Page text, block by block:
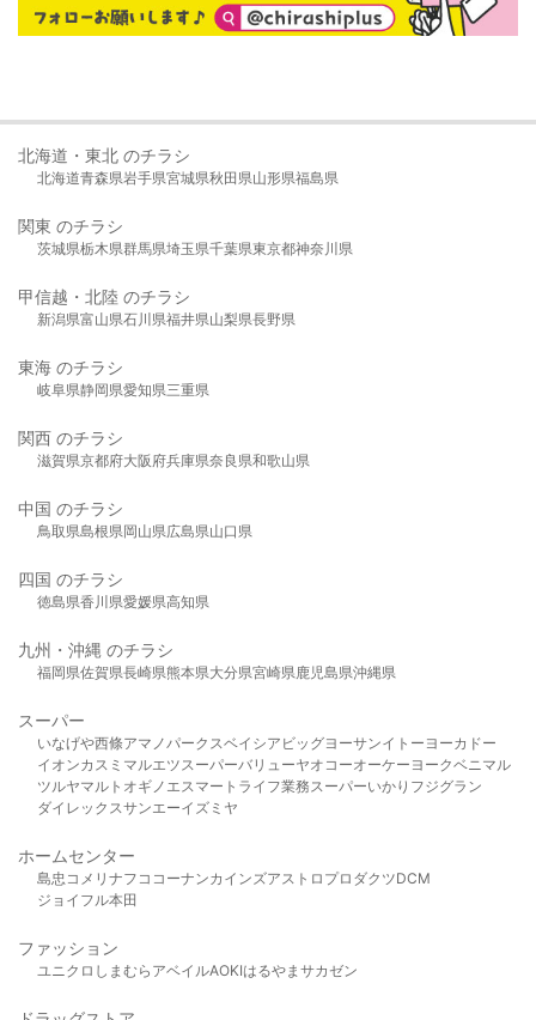
北海道・東北 のチラシ
北海道青森県岩手県宮城県秋田県山形県福島県
関東 のチラシ
茨城県栃木県群馬県埼玉県千葉県東京都神奈川県
甲信越・北陸 のチラシ
新潟県富山県石川県福井県山梨県長野県
東海 のチラシ
岐阜県静岡県愛知県三重県
関西 のチラシ
滋賀県京都府大阪府兵庫県奈良県和歌山県
中国 のチラシ
鳥取県島根県岡山県広島県山口県
四国 のチラシ
徳島県香川県愛媛県高知県
九州・沖縄 のチラシ
福岡県佐賀県長崎県熊本県大分県宮崎県鹿児島県沖縄県
スーパー
いなげや西條アマノパークスベイシア ビッグヨーサンイトーヨーカドー
イオンカスミ マルエツスーパーバリューヤオコーオーケー ヨークベニマル
ツルヤマルト オギノ エスマート ライフ業務スーパーいかり フジグラン
ダイレックスサンエーイズミヤ
ホームセンター
島忠 コメリ ナフコ コーナンカインズアストロプロダクツDCM
ジョイフル本田
ファッション
ユニクロ しまむら アベイルAOKIはるやま サカゼン